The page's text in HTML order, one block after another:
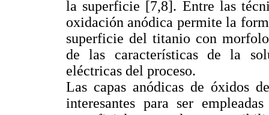
la superficie [7,8]. Entre las
oxidación anódica permite la
superficie del titanio con
de las características de la
eléctricas del proceso.
Las capas anódicas de óxidos
interesantes para ser